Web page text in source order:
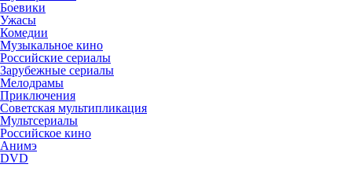
Боевики
Ужасы
Комедии
Музыкальное кино
Российские сериалы
Зарубежные сериалы
Мелодрамы
Приключения
Советская мультипликация
Мультсериалы
Российское кино
Анимэ
DVD